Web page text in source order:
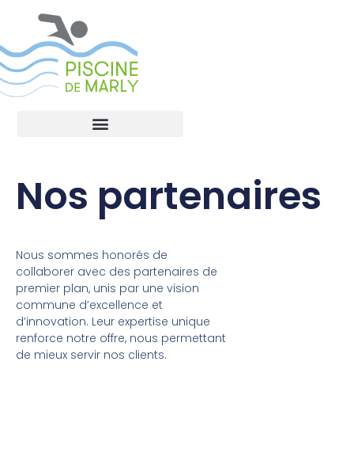
Nos partenaires
Nous sommes honorés de
collaborer avec des partenaires de
premier plan, unis par une vision
commune d’excellence et
d’innovation. Leur expertise unique
renforce notre offre, nous permettant
de mieux servir nos clients.